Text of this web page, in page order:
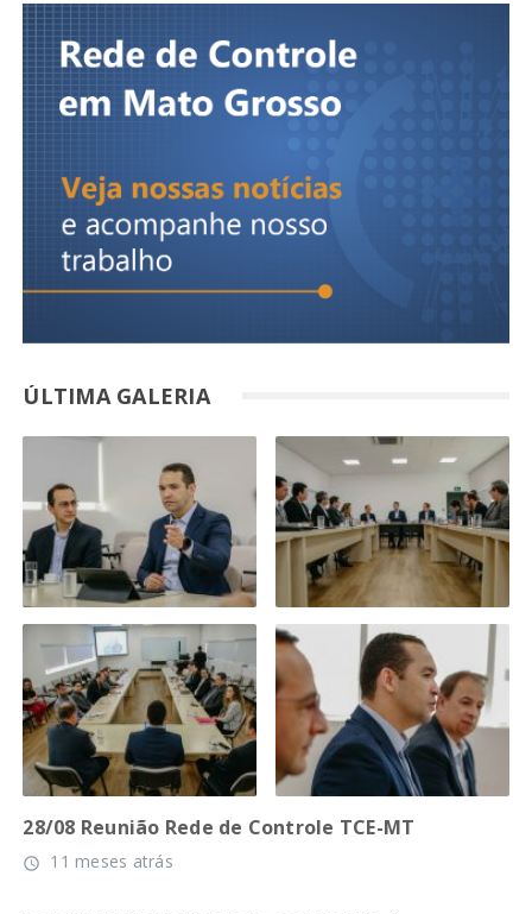
ÚLTIMA GALERIA
28/08 Reunião Rede de Controle TCE-MT
access_time 11 meses atrás